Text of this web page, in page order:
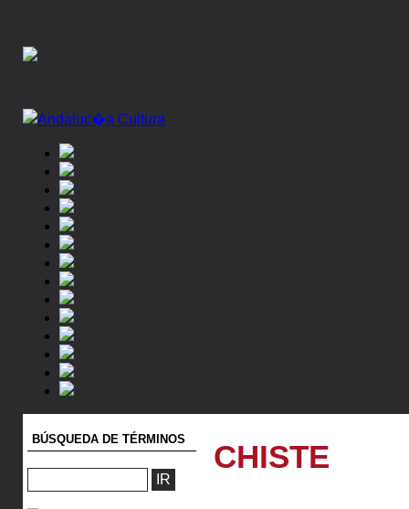
BÚSQUEDA DE TÉRMINOS CHISTE